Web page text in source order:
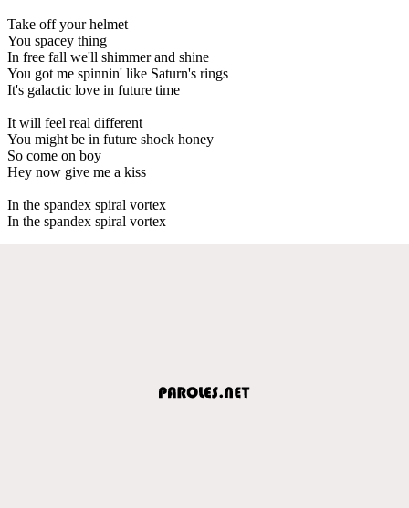
Take off your helmet
You spacey thing
In free fall we'll shimmer and shine
You got me spinnin' like Saturn's rings
It's galactic love in future time
It will feel real different
You might be in future shock honey
So come on boy
Hey now give me a kiss
In the spandex spiral vortex
In the spandex spiral vortex